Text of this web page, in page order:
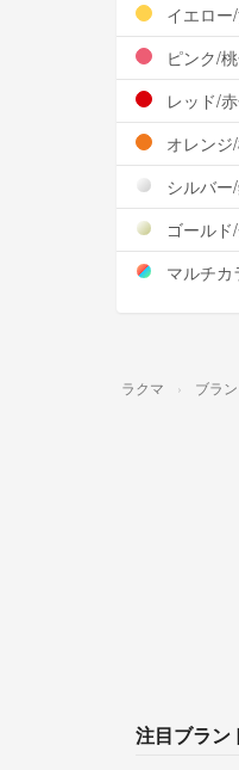
イエロー
ピンク/
レッド/
オレンジ
シルバー
ゴールド
マルチカ
ラクマ ブラ
注目ブラン